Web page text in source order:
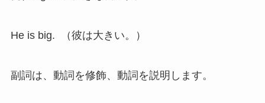
He is big. （彼は大きい。）
副詞は、動詞を修飾、動詞を説明します。